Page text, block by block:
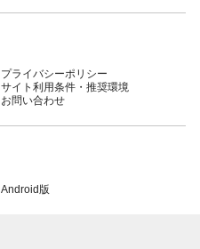
プライバシーポリシー
サイト利用条件・推奨環境
お問い合わせ
Android版